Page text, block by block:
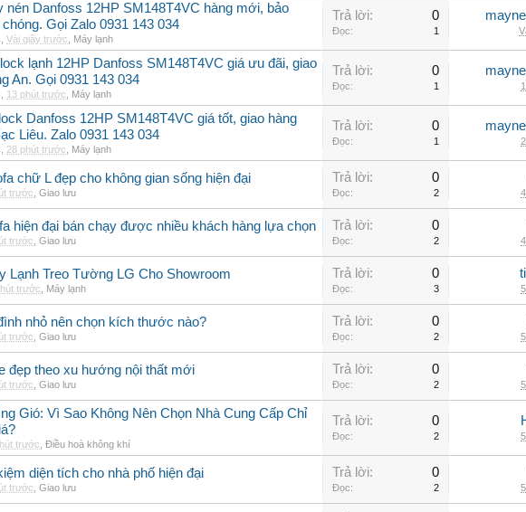
nén Danfoss 12HP SM148T4VC hàng mới, bảo
chóng. Gọi Zalo 0931 143 034
Vài giây trước Máy lạnh
Trả lời: 0
Đọc: 1
lạnh 12HP Danfoss SM148T4VC giá ưu đãi, giao
An. Gọi 0931 143 034
13 phút trước Máy lạnh
Trả lời: 0
Đọc: 1
Danfoss 12HP SM148T4VC giá tốt, giao hàng
Liêu. Zalo 0931 143 034
28 phút trước Máy lạnh
Trả lời: 0
Đọc: 1
chữ L đẹp cho không gian sống hiện đại
trước Giao lưu
Trả lời: 0
Đọc: 2
hiện đại bán chạy được nhiều khách hàng lựa chọn
trước Giao lưu
Trả lời: 0
Đọc: 2
Lạnh Treo Tường LG Cho Showroom
trước Máy lạnh
Trả lời: 0
Đọc: 3
nhỏ nên chọn kích thước nào?
trước Giao lưu
Trả lời: 0
Đọc: 2
đẹp theo xu hướng nội thất mới
trước Giao lưu
Trả lời: 0
Đọc: 2
Gió: Vì Sao Không Nên Chọn Nhà Cung Cấp Chỉ
trước Điều hoà không khí
Trả lời: 0
Đọc: 2
diện tích cho nhà phố hiện đại
trước Giao lưu
Trả lời: 0
Đọc: 2